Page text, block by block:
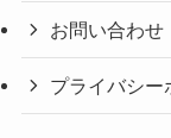
お問い合わせ
プライバシー